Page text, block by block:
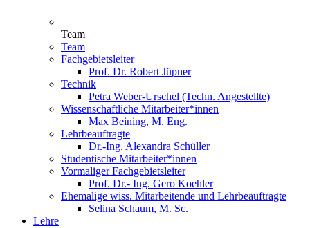
Team
Team
Fachgebietsleiter
Prof. Dr. Robert Jüpner
Technik
Petra Weber-Urschel (Techn. Angestellte)
Wissenschaftliche Mitarbeiter*innen
Max Beining, M. Eng.
Lehrbeauftragte
Dr.-Ing. Alexandra Schüller
Studentische Mitarbeiter*innen
Vormaliger Fachgebietsleiter
Prof. Dr.- Ing. Gero Koehler
Ehemalige wiss. Mitarbeitende und Lehrbeauftragte
Selina Schaum, M. Sc.
Lehre